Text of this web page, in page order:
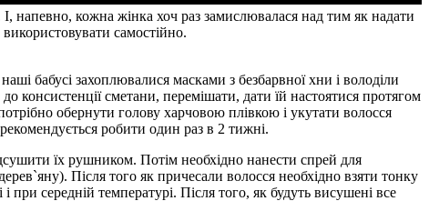
кожна жінка хоч раз замислювалася над тим як надати
самостійно.
бабусі захоплювалися масками з безбарвної хни і володіли
консистенції сметани, перемішати, дати їй настоятися протягом
обернути голову харчовою плівкою і укутати волосся
робити один раз в 2 тижні.
їх рушником. Потім необхідно нанести спрей для
Після того як причесали волосся необхідно взяти тонку
при середній температурі. Після того, як будуть висушені все